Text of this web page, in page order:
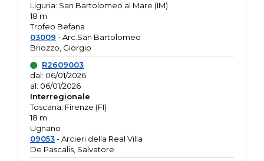
Liguria: San Bartolomeo al Mare (IM)
18 m
Trofeo Befana
03009 - Arc.San Bartolomeo
Briozzo, Giorgio
R2609003
dal: 06/01/2026
al: 06/01/2026
Interregionale
Toscana: Firenze (FI)
18 m
Ugnano
09053- Arcieri della Real Villa
De Pascalis, Salvatore